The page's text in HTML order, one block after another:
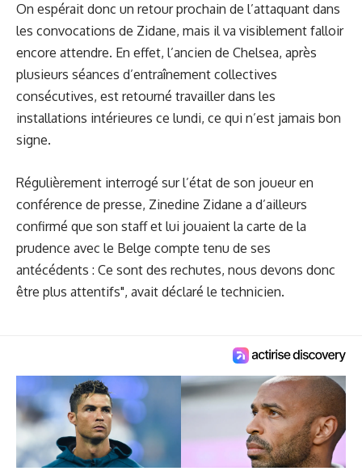
On espérait donc un retour prochain de l’attaquant dans
les convocations de Zidane, mais il va visiblement falloir
encore attendre. En effet, l’ancien de Chelsea, après
plusieurs séances d’entraînement collectives
consécutives, est retourné travailler dans les
installations intérieures ce lundi, ce qui n’est jamais bon
signe.
Régulièrement interrogé sur l’état de son joueur en
conférence de presse, Zinedine Zidane a d’ailleurs
confirmé que son staff et lui jouaient la carte de la
prudence avec le Belge compte tenu de ses
antécédents : Ce sont des rechutes, nous devons donc
être plus attentifs", avait déclaré le technicien.